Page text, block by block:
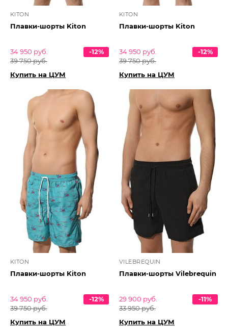
KITON
Плавки-шорты Kiton
34 950 руб.
39 750 руб.
-12%
Купить на ЦУМ
KITON
Плавки-шорты Kiton
34 950 руб.
39 750 руб.
-12%
Купить на ЦУМ
KITON
Плавки-шорты Kiton
34 950 руб.
39 750 руб.
-12%
Купить на ЦУМ
VILEBREQUIN
Плавки-шорты Vilebrequin
29 900 руб.
33 950 руб.
-11%
Купить на ЦУМ